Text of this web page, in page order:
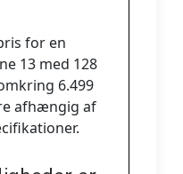
for en
13 med 128
6.499
afhængig af